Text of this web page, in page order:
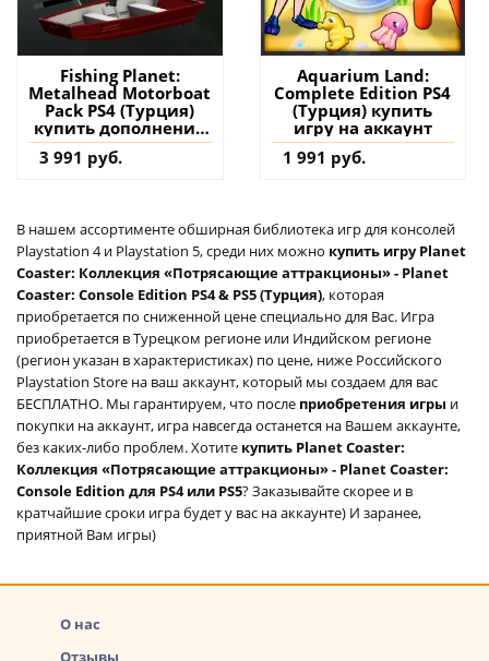
Fishing Planet:
Metalhead Motorboat
Pack PS4 (Турция)
купить дополнение
на аккаунт
3 991 руб.
Aquarium Land:
Complete Edition PS4
(Турция) купить
игру на аккаунт
1 991 руб.
В нашем ассортименте обширная библиотека игр для консолей
Playstation 4 и Playstation 5, среди них можно купить игру Planet
Coaster: Коллекция «Потрясающие аттракционы» - Planet
Coaster: Console Edition PS4 & PS5 (Турция), которая
приобретается по сниженной цене специально для Вас. Игра
приобретается в Турецком регионе или Индийском регионе
(регион указан в характеристиках) по цене, ниже Российского
Playstation Store на ваш аккаунт, который мы создаем для вас
БЕСПЛАТНО. Мы гарантируем, что после приобретения игры и
покупки на аккаунт, игра навсегда останется на Вашем аккаунте,
без каких-либо проблем. Хотите купить Planet Coaster:
Коллекция «Потрясающие аттракционы» - Planet Coaster:
Console Edition для PS4 или PS5? Заказывайте скорее и в
кратчайшие сроки игра будет у вас на аккаунте) И заранее,
приятной Вам игры)
О нас
Отзывы